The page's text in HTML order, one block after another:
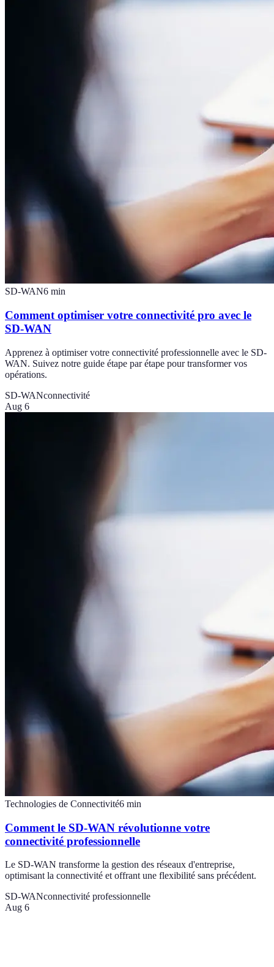
SD-WAN6 min
Comment optimiser votre connectivité pro avec le
SD-WAN
Apprenez à optimiser votre connectivité professionnelle avec le SD-
WAN. Suivez notre guide étape par étape pour transformer vos
opérations.
SD-WANconnectivité
Aug 6
Technologies de Connectivité6 min
Comment le SD-WAN révolutionne votre
connectivité professionnelle
Le SD-WAN transforme la gestion des réseaux d'entreprise,
optimisant la connectivité et offrant une flexibilité sans précédent.
SD-WANconnectivité professionnelle
Aug 6